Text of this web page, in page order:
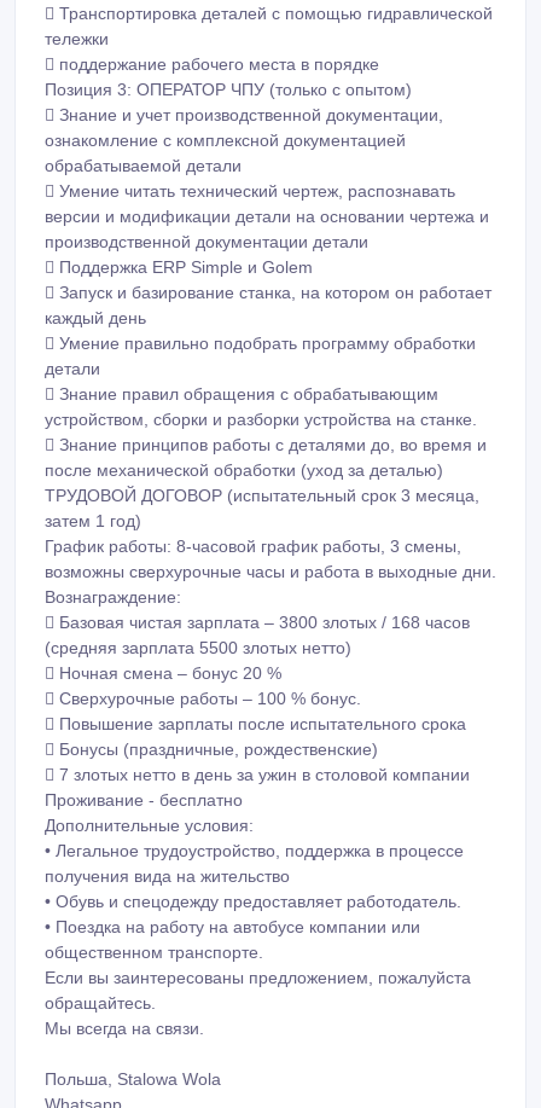
 Транспортировка деталей с помощью гидравлической
тележки
 поддержание рабочего места в порядке
Позиция 3: ОПЕРАТОР ЧПУ (только с опытом)
 Знание и учет производственной документации,
ознакомление с комплексной документацией
обрабатываемой детали
 Умение читать технический чертеж, распознавать
версии и модификации детали на основании чертежа и
производственной документации детали
 Поддержка ERP Simple и Golem
 Запуск и базирование станка, на котором он работает
каждый день
 Умение правильно подобрать программу обработки
детали
 Знание правил обращения с обрабатывающим
устройством, сборки и разборки устройства на станке.
 Знание принципов работы с деталями до, во время и
после механической обработки (уход за деталью)
ТРУДОВОЙ ДОГОВОР (испытательный срок 3 месяца,
затем 1 год)
График работы: 8-часовой график работы, 3 смены,
возможны сверхурочные часы и работа в выходные дни.
Вознаграждение:
 Базовая чистая зарплата – 3800 злотых / 168 часов
(средняя зарплата 5500 злотых нетто)
 Ночная смена – бонус 20 %
 Сверхурочные работы – 100 % бонус.
 Повышение зарплаты после испытательного срока
 Бонусы (праздничные, рождественские)
 7 злотых нетто в день за ужин в столовой компании
Проживание - бесплатно
Дополнительные условия:
• Легальное трудоустройство, поддержка в процессе
получения вида на жительство
• Обувь и спецодежду предоставляет работодатель.
• Поездка на работу на автобусе компании или
общественном транспорте.
Если вы заинтересованы предложением, пожалуйста
обращайтесь.
Мы всегда на связи.
Польша, Stalowa Wola